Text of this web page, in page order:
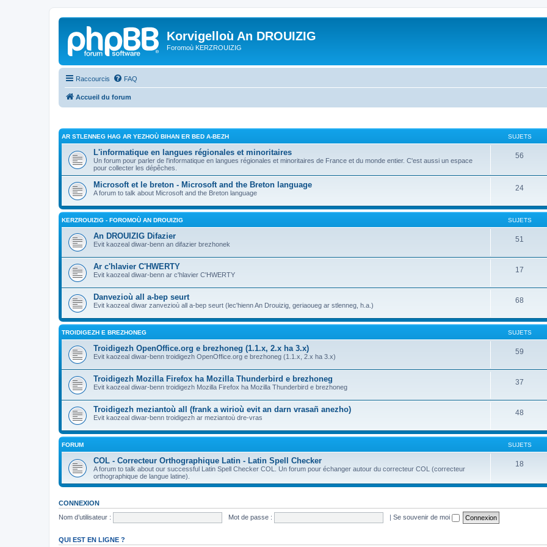
Korvigelloù An DROUIZIG
Foromoù KERZROUIZIG
Raccourcis FAQ
Accueil du forum
AR STLENNEG HAG AR YEZHOÙ BIHAN ER BED A-BEZH SUJETS
L'informatique en langues régionales et minoritaires
Un forum pour parler de l'informatique en langues régionales et minoritaires de France et du monde entier. C'est aussi un espace
pour collecter les dépêches.
56
Microsoft et le breton - Microsoft and the Breton language
A forum to talk about Microsoft and the Breton language
24
KERZROUIZIG - FOROMOÙ AN DROUIZIG SUJETS
An DROUIZIG Difazier
Evit kaozeal diwar-benn an difazier brezhonek
51
Ar c'hlavier C'HWERTY
Evit kaozeal diwar-benn ar c'hlavier C'HWERTY
17
Danvezioù all a-bep seurt
Evit kaozeal diwar zanvezioù all a-bep seurt (lec'hienn An Drouizig, geriaoueg ar stlenneg, h.a.)
68
TROIDIGEZH E BREZHONEG SUJETS
Troidigezh OpenOffice.org e brezhoneg (1.1.x, 2.x ha 3.x)
Evit kaozeal diwar-benn troidigezh OpenOffice.org e brezhoneg (1.1.x, 2.x ha 3.x)
59
Troidigezh Mozilla Firefox ha Mozilla Thunderbird e brezhoneg
Evit kaozeal diwar-benn troidigezh Mozilla Firefox ha Mozilla Thunderbird e brezhoneg
37
Troidigezh meziantoù all (frank a wirioù evit an darn vrasañ anezho)
Evit kaozeal diwar-benn troidigezh ar meziantoù dre-vras
48
FORUM SUJETS
COL - Correcteur Orthographique Latin - Latin Spell Checker
A forum to talk about our successful Latin Spell Checker COL. Un forum pour échanger autour du correcteur COL (correcteur
orthographique de langue latine).
18
CONNEXION
Nom d’utilisateur :
Mot de passe : | Se souvenir de moi
QUI EST EN LIGNE ?